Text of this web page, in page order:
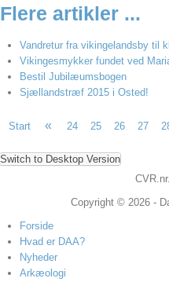
Flere artikler ...
Vandretur fra vikingelandsby til
Vikingesmykker fundet ved
Bestil Jubilæumsbogen
Sjællandstræf 2015 i Osted!
Start « 24 25 26 27
Switch to Desktop Version
Copyright © 2026 -
Forside
Hvad er DAA?
Nyheder
Arkæologi